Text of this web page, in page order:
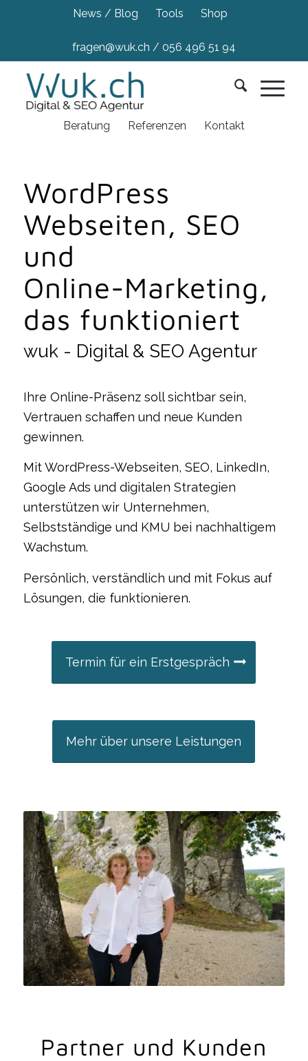
News / Blog Tools Shop
fragen@wuk.ch / 056 496 51 94
Beratung Referenzen Kontakt
WordPress
Webseiten, SEO
und
Online-Marketing,
das funktioniert
wuk - Digital & SEO Agentur
Ihre Online-Präsenz soll sichtbar sein,
Vertrauen schaffen und neue Kunden
gewinnen.
Mit WordPress-Webseiten, SEO, LinkedIn,
Google Ads und digitalen Strategien
unterstützen wir Unternehmen,
Selbstständige und KMU bei nachhaltigem
Wachstum.
Persönlich, verständlich und mit Fokus auf
Lösungen, die funktionieren.
Termin für ein Erstgespräch
Mehr über unsere Leistungen
Partner und Kunden